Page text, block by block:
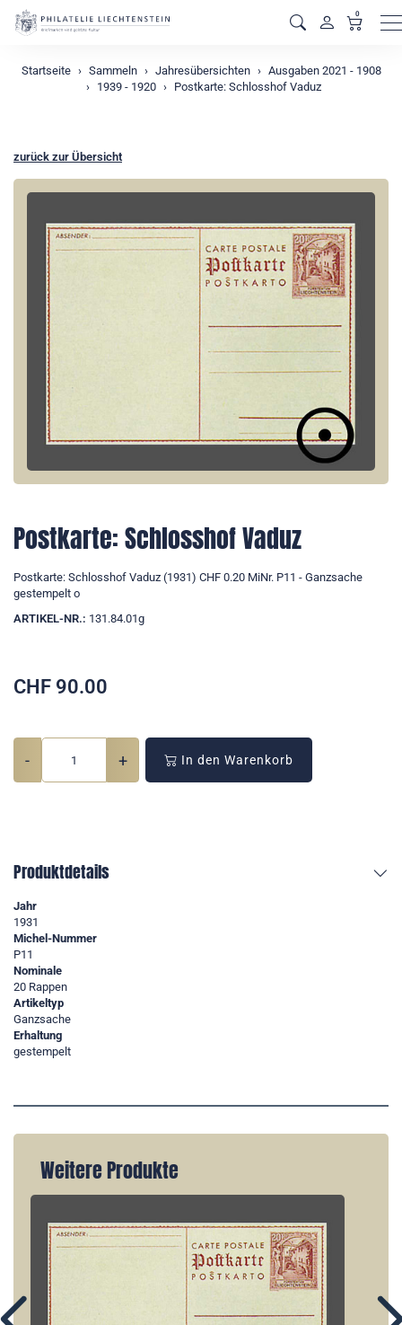
0
Startseite Sammeln Jahresübersichten
Ausgaben 2021 - 1908
1939 - 1920
Postkarte: Schlosshof Vaduz
zurück zur Übersicht
Postkarte: Schlosshof Vaduz
Postkarte: Schlosshof Vaduz (1931) CHF 0.20 MiNr. P11 - Ganzsache
gestempelt o
ARTIKEL-NR.: 131.84.01g
CHF 90.00
- + In den Warenkorb
Produktdetails
Jahr
1931
Michel-Nummer
P11
Nominale
20 Rappen
Artikeltyp
Ganzsache
Erhaltung
gestempelt
Weitere Produkte